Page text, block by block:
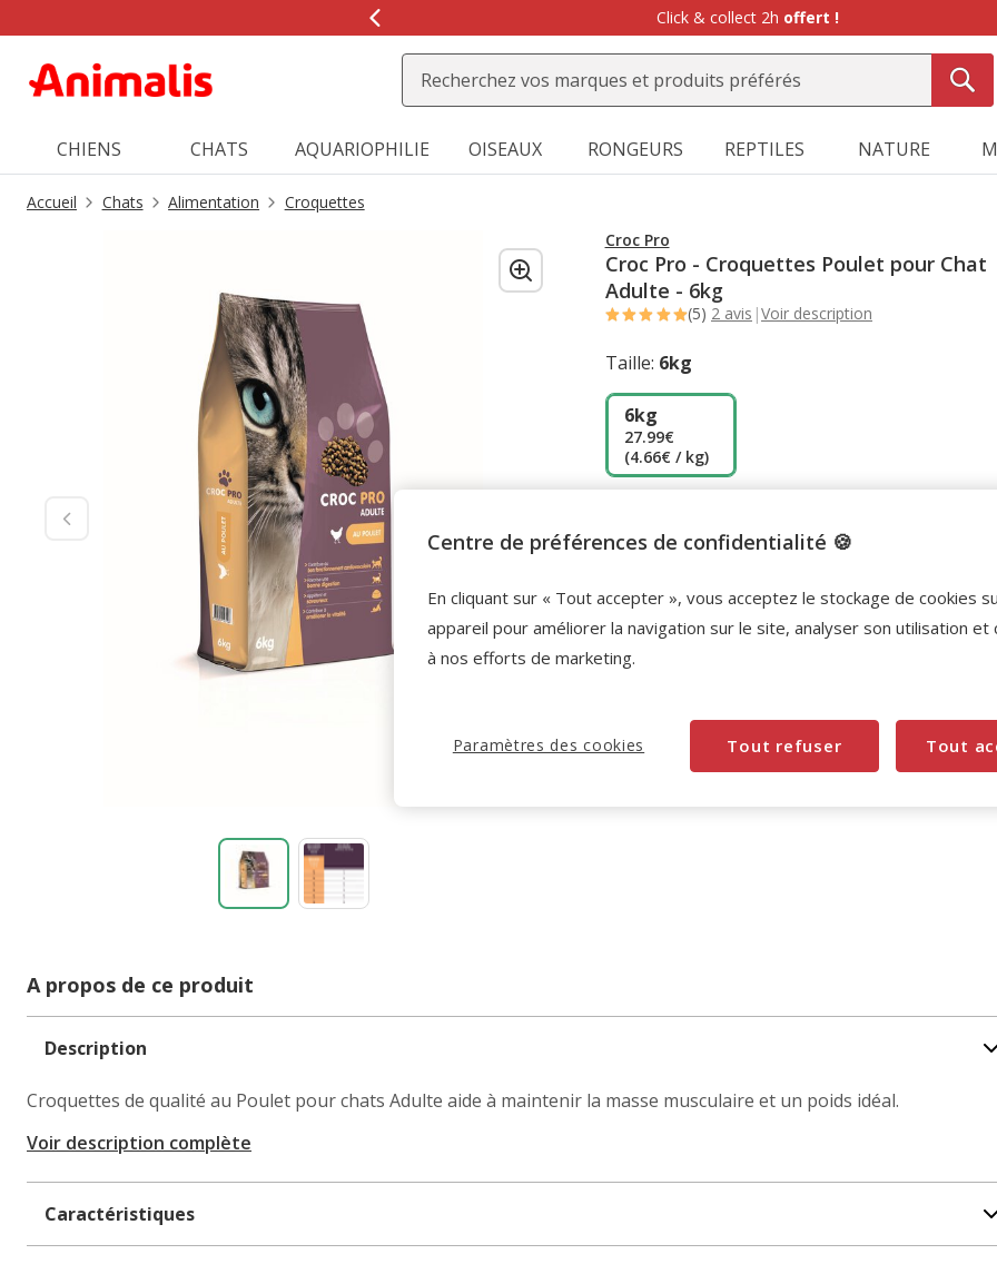
de
message,
Click & collect 2h offert !
CHIENS CHATS AQUARIOPHILIE OISEAUX RONGEURS REPTILES NATURE
Accueil Chats Alimentation
Croquettes
Croc Pro
Croc Pro - Croquettes Poulet pour Chat
Adulte - 6kg
(5) 2 avis |Voir description
Taille: 6kg
6kg
27.99€
(4.66€ / kg)
Promotion disponible
-10% sur votre première commande* avec votre
Carte Animalis. Offre non cumulable aux autres
promotions en cours. Voir conditions
Code:
A propos de ce produit
Description
Croquettes de qualité au Poulet pour chats Adulte aide à maintenir la masse musculaire et un poids idéal.
Voir description complète
Caractéristiques
Centre de préférences de confidentialité 🍪
En cliquant sur « Tout accepter », vous acceptez le stockage de cookies
appareil pour améliorer la navigation sur le site, analyser son utilisation et
à nos efforts de marketing.
Tout refuser Tout
Paramètres des cookies